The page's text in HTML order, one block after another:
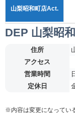
山梨昭和町店Act.
DEP 山梨昭
住所
アクセス
営業時間
定休日
※内容は変更になってい